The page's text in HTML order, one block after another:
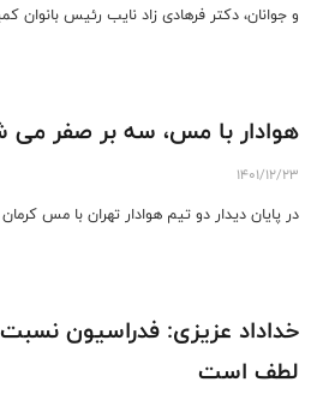
و جوانان، دکتر فرهادی زاد نایب رئیس بانوان
هوادار با مس، سه بر صفر می
1401/12/23
در پایان دیدار دو تیم هوادار تهران با مس
خداداد عزیزی: فدراسیون
لطف است